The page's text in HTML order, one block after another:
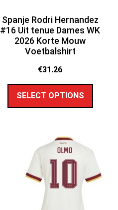
Spanje Rodri Hernandez
#16 Uit tenue Dames WK
2026 Korte Mouw
Voetbalshirt
€31.26
SELECT OPTIONS